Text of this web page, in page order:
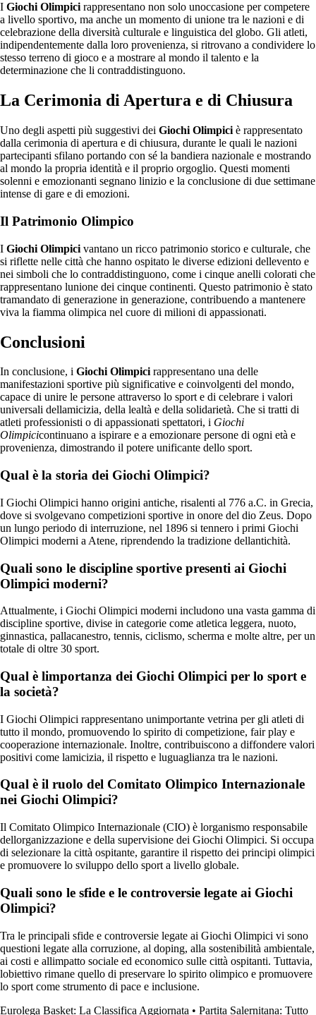
I Giochi Olimpici rappresentano non solo unoccasione per competere
a livello sportivo, ma anche un momento di unione tra le nazioni e di
celebrazione della diversità culturale e linguistica del globo. Gli atleti,
indipendentemente dalla loro provenienza, si ritrovano a condividere lo
stesso terreno di gioco e a mostrare al mondo il talento e la
determinazione che li contraddistinguono.
La Cerimonia di Apertura e di Chiusura
Uno degli aspetti più suggestivi dei Giochi Olimpici è rappresentato
dalla cerimonia di apertura e di chiusura, durante le quali le nazioni
partecipanti sfilano portando con sé la bandiera nazionale e mostrando
al mondo la propria identità e il proprio orgoglio. Questi momenti
solenni e emozionanti segnano linizio e la conclusione di due settimane
intense di gare e di emozioni.
Il Patrimonio Olimpico
I Giochi Olimpici vantano un ricco patrimonio storico e culturale, che
si riflette nelle città che hanno ospitato le diverse edizioni dellevento e
nei simboli che lo contraddistinguono, come i cinque anelli colorati che
rappresentano lunione dei cinque continenti. Questo patrimonio è stato
tramandato di generazione in generazione, contribuendo a mantenere
viva la fiamma olimpica nel cuore di milioni di appassionati.
Conclusioni
In conclusione, i Giochi Olimpicirappresentano una delle
manifestazioni sportive più significative e coinvolgenti del mondo,
capace di unire le persone attraverso lo sport e di celebrare i valori
universali dellamicizia, della lealtà e della solidarietà. Che si tratti di
atleti professionisti o di appassionati spettatori, i Giochi
Olimpicicontinuano a ispirare e a emozionare persone di ogni età e
provenienza, dimostrando il potere unificante dello sport.
Qual è la storia dei Giochi Olimpici?
I Giochi Olimpici hanno origini antiche, risalenti al 776 a.C. in Grecia,
dove si svolgevano competizioni sportive in onore del dio Zeus. Dopo
un lungo periodo di interruzione, nel 1896 si tennero i primi Giochi
Olimpici moderni a Atene, riprendendo la tradizione dellantichità.
Quali sono le discipline sportive presenti ai Giochi
Olimpici moderni?
Attualmente, i Giochi Olimpici moderni includono una vasta gamma di
discipline sportive, divise in categorie come atletica leggera, nuoto,
ginnastica, pallacanestro, tennis, ciclismo, scherma e molte altre, per un
totale di oltre 30 sport.
Qual è limportanza dei Giochi Olimpici per lo sport e
la società?
I Giochi Olimpici rappresentano unimportante vetrina per gli atleti di
tutto il mondo, promuovendo lo spirito di competizione, fair play e
cooperazione internazionale. Inoltre, contribuiscono a diffondere valori
positivi come lamicizia, il rispetto e luguaglianza tra le nazioni.
Qual è il ruolo del Comitato Olimpico Internazionale
nei Giochi Olimpici?
Il Comitato Olimpico Internazionale (CIO) è lorganismo responsabile
dellorganizzazione e della supervisione dei Giochi Olimpici. Si occupa
di selezionare la città ospitante, garantire il rispetto dei principi olimpici
e promuovere lo sviluppo dello sport a livello globale.
Quali sono le sfide e le controversie legate ai Giochi
Olimpici?
Tra le principali sfide e controversie legate ai Giochi Olimpici vi sono
questioni legate alla corruzione, al doping, alla sostenibilità ambientale,
ai costi e allimpatto sociale ed economico sulle città ospitanti. Tuttavia,
lobiettivo rimane quello di preservare lo spirito olimpico e promuovere
lo sport come strumento di pace e inclusione.
Eurolega Basket: La Classifica Aggiornata • Partita Salernitana: Tutto